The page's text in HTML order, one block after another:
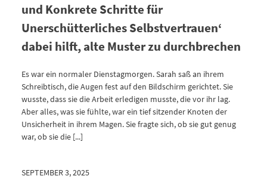
und Konkrete Schritte für
Unerschütterliches Selbstvertrauen‘
dabei hilft, alte Muster zu durchbrechen
Es war ein normaler Dienstagmorgen. Sarah saß an ihrem
Schreibtisch, die Augen fest auf den Bildschirm gerichtet. Sie
wusste, dass sie die Arbeit erledigen musste, die vor ihr lag.
Aber alles, was sie fühlte, war ein tief sitzender Knoten der
Unsicherheit in ihrem Magen. Sie fragte sich, ob sie gut genug
war, ob sie die [...]
SEPTEMBER 3, 2025